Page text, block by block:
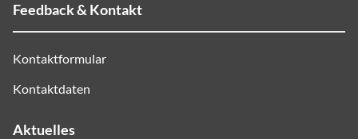
Feedback & Kontakt
Kontaktformular
Kontaktdaten
Aktuelles